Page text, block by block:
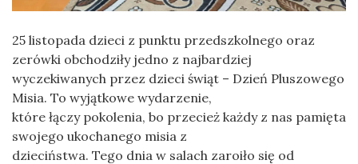
25 listopada dzieci z punktu przedszkolnego oraz
zerówki obchodziły jedno z najbardziej
wyczekiwanych przez dzieci świąt – Dzień Pluszowego
Misia. To wyjątkowe wydarzenie,
które łączy pokolenia, bo przecież każdy z nas pamięta
swojego ukochanego misia z
dzieciństwa. Tego dnia w salach zaroiło się od